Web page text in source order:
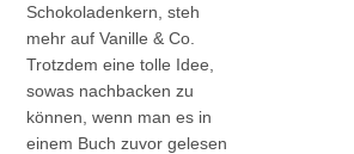
Schokoladenkern, steh
mehr auf Vanille & Co.
Trotzdem eine tolle Idee,
sowas nachbacken zu
können, wenn man es in
einem Buch zuvor gelesen